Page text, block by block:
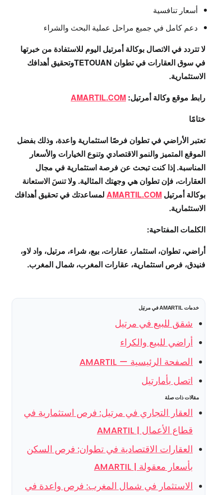
أسعار تنافسية
دعم كامل في جميع مراحل عملية البحث والشراء
لا تتردد في الاتصال بوكالة أمرتيل اليوم للاستفادة من خبرتها
في سوق العقارات في تطوان TETOUANوتحقيق أهدافك
الاستثمارية.
رابط موقع وكالة أمرتيل: AMARTIL.COM
ختامًا
تعتبر الأراضي في تطوان فرصًا استثمارية واعدة، وذلك بفضل
الموقع المتميز والنمو الاقتصادي وتنوع الخيارات والأسعار
المناسبة. إذا كنت تبحث عن فرصة استثمارية في مجال
العقارات، فإن تطوان هي وجهتك المثالية. ولا تنسَ الاستعانة
بوكالة أمرتيل AMARTIL.COM لمساعدتك في تحقيق أهدافك
الاستثمارية.
الكلمات المفتاحية:
أراضي، تطوان، استثمار، عقارات، بيع، شراء، مرتيل، واد لاو،
فنيدق، فرص استثمارية، عقارات المغرب، شمال المغرب.
خدمات AMARTIL في مرتيل
شقق للبيع في مرتيل
أراضي للبيع والكراء
الصفحة الرئيسية — AMARTIL
اتصل بأمارتيل
مقالات ذات صلة
العقار التجاري في مرتيل: فرص استثمارية في
قطاع الأعمال | AMARTIL
العقارات الاقتصادية في تطوان: فرص السكن
بأسعار معقولة | AMARTIL
الاستثمار في شمال المغرب: فرص واعدة في